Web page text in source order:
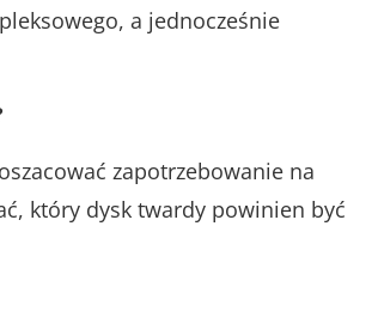
a jednocześnie
zapotrzebowanie na
który dysk twardy powinien być